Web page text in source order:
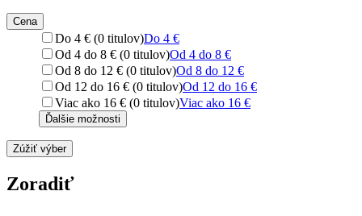
Cena
Do 4 € (0 titulov)Do 4 €
Od 4 do 8 € (0 titulov)Od 4 do 8 €
Od 8 do 12 € (0 titulov)Od 8 do 12 €
Od 12 do 16 € (0 titulov)Od 12 do 16 €
Viac ako 16 € (0 titulov)Viac ako 16 €
Ďalšie možnosti
Zúžiť výber
Zoradiť